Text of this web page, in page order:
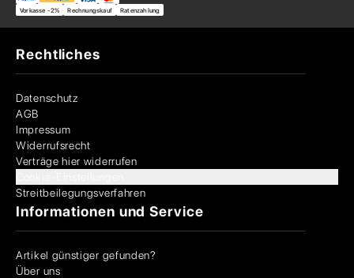
Vorkasse -2% Rechnungskauf Ratenzahlung
Rechtliches
Datenschutz
AGB
Impressum
Widerrufsrecht
Verträge hier widerrufen
Streitbeilegungsverfahren
Informationen und Service
Artikel günstiger gefunden?
Über uns